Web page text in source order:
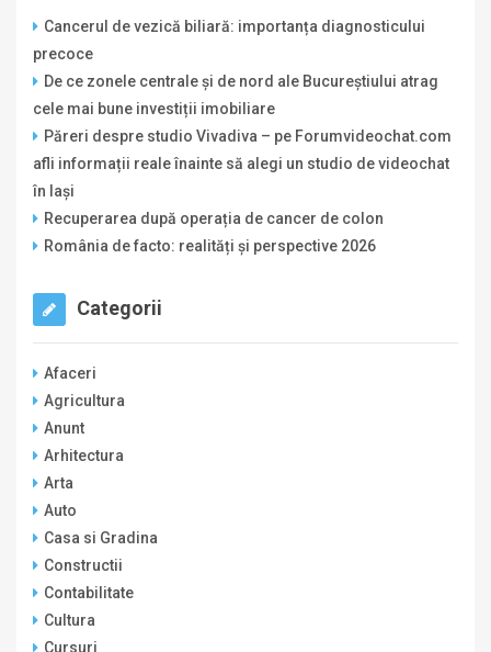
Cancerul de vezică biliară: importanța diagnosticului
precoce
De ce zonele centrale și de nord ale Bucureștiului atrag
cele mai bune investiții imobiliare
Păreri despre studio Vivadiva – pe Forumvideochat.com
afli informații reale înainte să alegi un studio de videochat
în Iași
Recuperarea după operația de cancer de colon
România de facto: realități și perspective 2026
Categorii
Afaceri
Agricultura
Anunt
Arhitectura
Arta
Auto
Casa si Gradina
Constructii
Contabilitate
Cultura
Cursuri